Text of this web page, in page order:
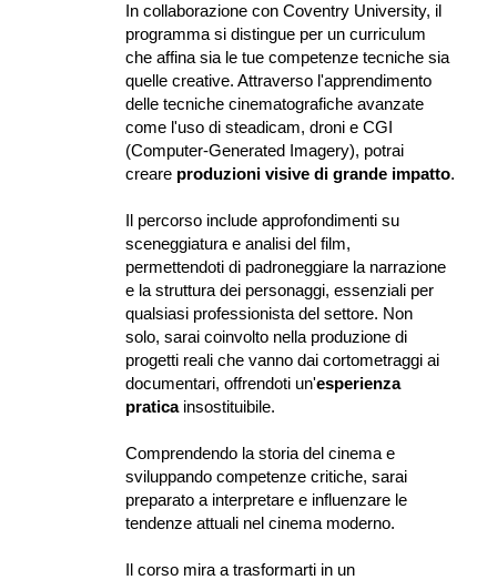
In collaborazione con Coventry University, il
programma si distingue per un curriculum
che affina sia le tue competenze tecniche sia
quelle creative. Attraverso l'apprendimento
delle tecniche cinematografiche avanzate
come l'uso di steadicam, droni e CGI
(Computer-Generated Imagery), potrai
creare produzioni visive di grande impatto.
Il percorso include approfondimenti su
sceneggiatura e analisi del film,
permettendoti di padroneggiare la narrazione
e la struttura dei personaggi, essenziali per
qualsiasi professionista del settore. Non
solo, sarai coinvolto nella produzione di
progetti reali che vanno dai cortometraggi ai
documentari, offrendoti un'esperienza
pratica insostituibile.
Comprendendo la storia del cinema e
sviluppando competenze critiche, sarai
preparato a interpretare e influenzare le
tendenze attuali nel cinema moderno.
Il corso mira a trasformarti in un